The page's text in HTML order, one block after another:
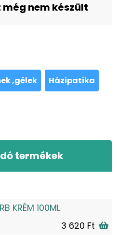
még nem készült
,gélek Házipatika
termékek
KRÉM 100ML
3 620 Ft